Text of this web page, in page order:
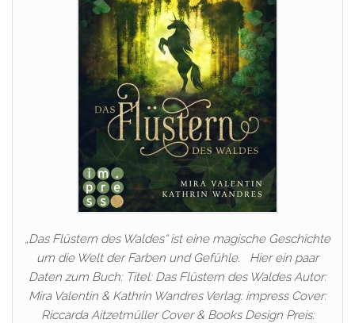
„Das Flüstern des Waldes“ ist eine magische Geschichte
um die Welt der Farben und Gefühle. Hier ein paar
Daten zum Buch: Titel: Das Flüstern des Waldes Autor:
Mira Valentin & Kathrin Wandres Verlag: impress Cover:
Riccarda Aitzetmüller Cover & Books Design Preis: